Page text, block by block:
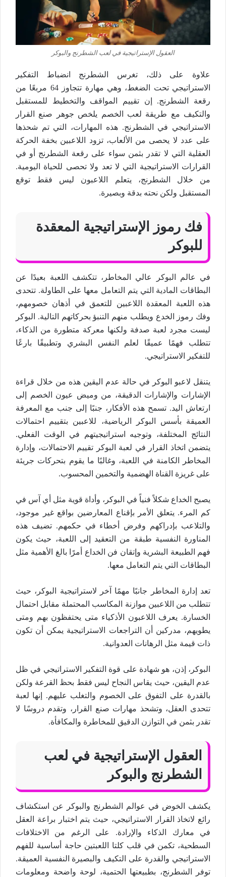
العقول الإستراتيجية في لعب الشطرنج والبوكر
علاوة على ذلك، تغرس الشطرنج انضباط التفكير
الاستراتيجي تحت الضغط، وهي مهارة تتجاوز 64 مربعًا من
رقعة الشطرنج. إن تقييم المواقف والتخطيط للمستقبل
والتكيف مع طريقة لعب الخصم يلخص جوهر صنع القرار
الاستراتيجي في الشطرنج. هذه المهارات، التي تم شحذها
على عدد لا يحصى من الألعاب، تزود اللاعبين بخفة الحركة
العقلية التي لا تقدر بثمن سواء على رقعة الشطرنج أو في
القرارات الاستراتيجية التي لا تعد ولا تحصى للحياة اليومية.
من خلال الشطرنج، يتعلم اللاعبون ليس فقط توقع
المستقبل ولكن نحته بدقة وبصيرة.
فك رموز الإستراتيجية المعقدة
للبوكر
في عالم البوكر عالي المخاطر، تتكشف اللعبة بعيدًا عن
البطاقات المادية التي يتم التعامل معها على الطاولة. تتحدى
هذه اللعبة المعقدة اللاعبين للتعمق في أذهان خصومهم،
وفك رموز الخدع ويطلب منهم التنبؤ بحركاتهم التالية. البوكر
ليست مجرد لعبة صدفة ولكنها معركة متطورة من الذكاء،
تتطلب فهمًا عميقًا لعلم النفس البشري وتطبيقًا بارعًا
للتفكير الاستراتيجي.
يتنقل لاعبو البوكر في حالة عدم اليقين هذه من خلال قراءة
الإشارات والإشارات الدقيقة، من وميض عيون الخصم إلى
ارتعاش اليد. تسمح هذه الأفكار، جنبًا إلى جنب مع المعرفة
العميقة بأسس البوكر الرياضية، للاعبين بتقييم احتمالات
النتائج المختلفة، وتوجيه استراتيجيتهم في الوقت الفعلي.
يتضمن اتخاذ القرار في لعبة البوكر تقييم الاحتمالات، وإدارة
المخاطر الكامنة في اللعبة، وغالبًا ما يقوم بتحركات جريئة
على غريزة القناة الهضمية والتخمين المحسوب.
يصبح الخداع شكلاً فنياً في البوكر، وأداة قوية مثل أي آس في
كم المرء. يتعلق الأمر بإقناع المعارضين بواقع غير موجود،
والتلاعب بإدراكهم وفرض أخطاء في حكمهم. تضيف هذه
المناورة النفسية طبقة من التعقيد إلى اللعبة، حيث يكون
فهم الطبيعة البشرية وإتقان فن الخداع أمرًا بالغ الأهمية مثل
البطاقات التي يتم التعامل معها.
تعد إدارة المخاطر جانبًا مهمًا آخر لاستراتيجية البوكر، حيث
تتطلب من اللاعبين موازنة المكاسب المحتملة مقابل احتمال
الخسارة. يعرف اللاعبون الأذكياء متى يحتفظون بهم ومتى
يطويهم، مدركين أن التراجعات الاستراتيجية يمكن أن تكون
ذات قيمة مثل الرهانات العدوانية.
البوكر، إذن، هو شهادة على قوة التفكير الاستراتيجي في ظل
عدم اليقين، حيث يقاس النجاح ليس فقط بحظ القرعة ولكن
بالقدرة على التفوق على الخصوم والتغلب عليهم. إنها لعبة
تتحدى العقل، وتشحذ مهارات صنع القرار، وتقدم دروسًا لا
تقدر بثمن في التوازن الدقيق للمخاطرة والمكافأة.
العقول الإستراتيجية في لعب
الشطرنج والبوكر
يكشف الخوض في عوالم الشطرنج والبوكر عن استكشاف
رائع لاتخاذ القرار الاستراتيجي، حيث يتم اختبار براعة العقل
في معارك الذكاء والإرادة. على الرغم من الاختلافات
السطحية، تكمن في قلب كلتا اللعبتين حاجة أساسية للفهم
الاستراتيجي والقدرة على التكيف والبصيرة النفسية العميقة.
توفر الشطرنج، بطبيعتها الحتمية، لوحة واضحة ومعلومات